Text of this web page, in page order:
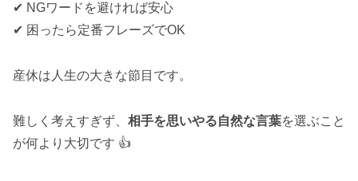
✔ NGワードを避ければ安心
✔ 困ったら定番フレーズでOK
産休は人生の大きな節目です。
難しく考えすぎず、 相手を思いやる自然な言葉を選ぶこと
が何より大切です 👍